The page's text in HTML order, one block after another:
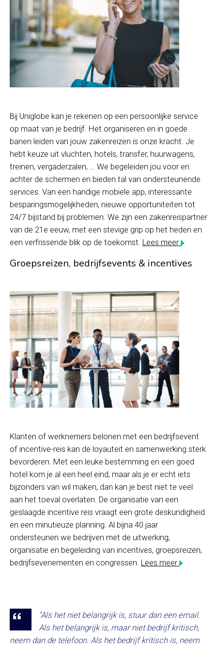
Bij Uniglobe kan je rekenen op een persoonlijke service
op maat van je bedrijf. Het organiseren en in goede
banen leiden van jouw zakenreizen is onze kracht. Je
hebt keuze uit vluchten, hotels, transfer, huurwagens,
treinen, vergaderzalen, … We begeleiden jou voor en
achter de schermen en bieden tal van ondersteunende
services. Van een handige mobiele app, interessante
besparingsmogelijkheden, nieuwe opportuniteiten tot
24/7 bijstand bij problemen. We zijn een zakenreispartner
van de 21e eeuw, met een stevige grip op het heden en
een verfrissende blik op de toekomst. Lees meer
Groepsreizen, bedrijfsevents & incentives
Klanten of werknemers belonen met een bedrijfsevent
of incentive-reis kan de loyauteit en samenwerking sterk
bevorderen. Met een leuke bestemming en een goed
hotel kom je al een heel eind, maar als je er echt iets
bijzonders van wil maken, dan kan je best niet te veel
aan het toeval overlaten. De organisatie van een
geslaagde incentive reis vraagt een grote deskundigheid
en een minutieuze planning. Al bijna 40 jaar
ondersteunen we bedrijven met de uitwerking,
organisatie en begeleiding van incentives, groepsreizen,
bedrijfsevenementen en congressen. Lees meer
“Als het niet belangrijk is, stuur dan een email.
Als het belangrijk is, maar niet bedrijf kritisch,
neem dan de telefoon. Als het bedrijf kritisch is, neem